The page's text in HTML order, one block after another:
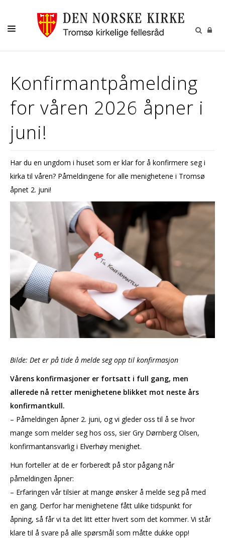
AKTIVITETER OG KONSERTER
DÅP
VIGSEL
GRAVFERD
KONTAKT
Konfirmantpåmelding
for våren 2026 åpner i
juni!
Har du en ungdom i huset som er klar for å konfirmere seg i
kirka til våren? Påmeldingene for alle menighetene i Tromsø
åpnet 2. juni!
Bilde: Det er på tide å melde seg opp til konfirmasjon
Vårens konfirmasjoner er fortsatt i full gang, men
allerede nå retter menighetene blikket mot neste års
konfirmantkull.
– Påmeldingen åpner 2. juni, og vi gleder oss til å se hvor
mange som melder seg hos oss, sier Gry Dørnberg Olsen,
konfirmantansvarlig i Elverhøy menighet.
Hun forteller at de er forberedt på stor pågang når
påmeldingen åpner:
– Erfaringen vår tilsier at mange ønsker å melde seg på med
en gang. Derfor har menighetene fått ulike tidspunkt for
åpning, så får vi ta det litt etter hvert som det kommer. Vi står
klare til å svare på alle spørsmål som måtte dukke opp!